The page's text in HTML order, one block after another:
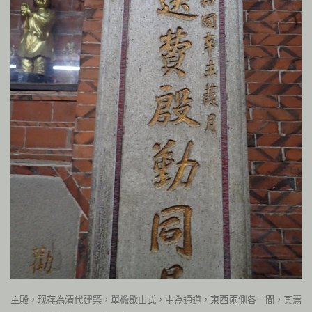
主殿，现存為清代建築，單檐歇山式，中為通道，東西兩側各一間，其焉